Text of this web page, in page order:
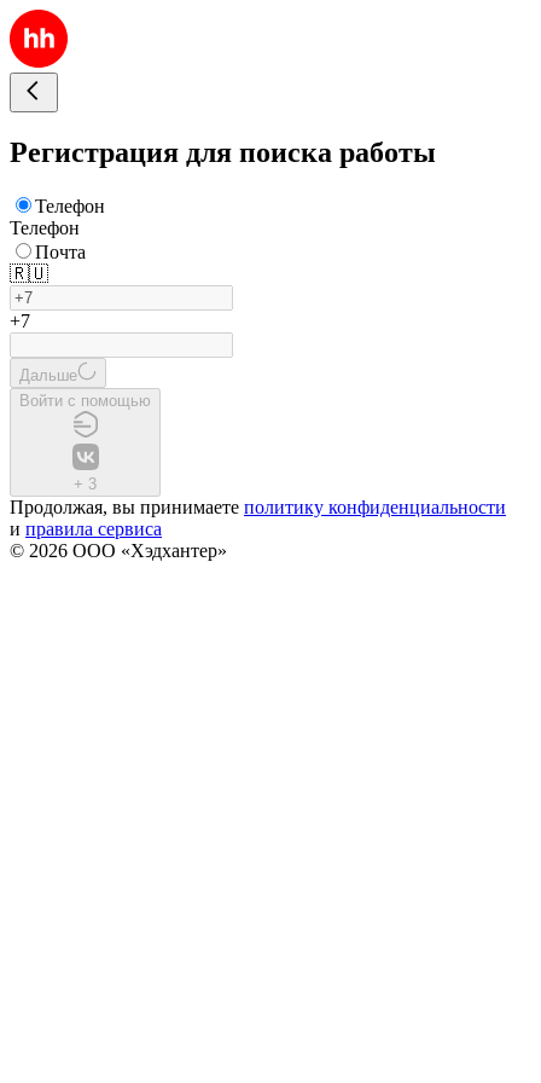
Регистрация для поиска работы
Телефон
Телефон
Почта
🇷🇺
+7
Дальше
Войти с помощью
+ 3
Продолжая, вы принимаете политику конфиденциальности
и правила сервиса
© 2026 ООО «Хэдхантер»